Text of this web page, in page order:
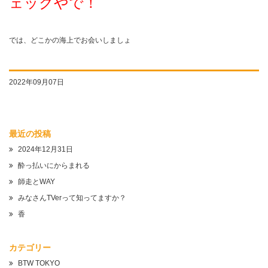
では、どこかの海上でお会いしましょ
2022年09月07日
最近の投稿
2024年12月31日
酔っ払いにからまれる
師走とWAY
みなさんTVerって知ってますか？
香
カテゴリー
BTW TOKYO